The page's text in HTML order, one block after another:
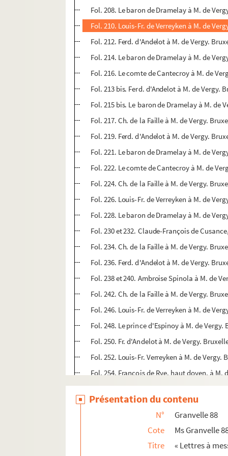
Fol. 208. Le baron de Dramelay à M. de
Fol. 210. Louis-Fr. de Verreyken à M. de
Fol. 212. Ferd. d'Andelot à M. de Vergy.
Fol. 214. Le baron de Dramelay à M. de
Fol. 216. Le comte de Cantecroy à M. de
Fol. 213 bis. Ferd. d'Andelot à M. de Vergy.
Fol. 215 bis. Le baron de Dramelay à M. de
Fol. 217. Ch. de la Faille à M. de Vergy.
Fol. 219. Ferd. d'Andelot à M. de Vergy.
Fol. 221. Le baron de Dramelay à M. de
Fol. 222. Le comte de Cantecroy à M. de
Fol. 224. Ch. de la Faille à M. de Vergy.
Fol. 226. Louis-Fr. de Verreyken à M. de
Fol. 228. Le baron de Dramelay à M. de
Fol. 230 et 232. Claude-François de
Fol. 234. Ch. de la Faille à M. de Vergy.
Fol. 236. Ferd. d'Andelot à M. de Vergy.
Fol. 238 et 240. Ambroise Spinola à M. de
Fol. 242. Ch. de la Faille à M. de Vergy.
Fol. 246. Louis-Fr. de Verreyken à M. de
Fol. 248. Le prince d'Espinoy à M. de Vergy.
Fol. 250. Fr. d'Andelot à M. de Vergy.
Fol. 252. Louis-Fr. Verreyken à M. de Vergy.
Fol. 254. François de Rye, haut doyen, à M.
Fol. 256. Ambr. Spinola à M. de Vergy.
Fol. 258. M. A. de Grammont-Fallon à M. de
Fol. 260. Le comte d'Ossuna à M. de Vergy.
Fol. 262. Ch. de la Faille à M. de Vergy.
Fol. 264. Louis-Fr. de Verreyken à M. de
Présentation du contenu
N°
Granvelle 88
Cote
Ms Granvelle
Titre
« Lettres à